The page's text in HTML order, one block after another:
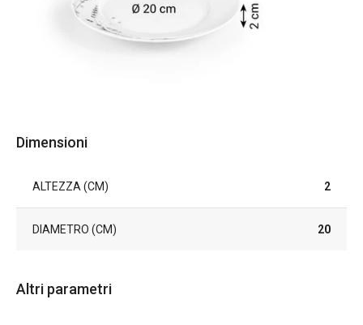
Dimensioni
ALTEZZA (CM) 2
DIAMETRO (CM) 20
Altri parametri